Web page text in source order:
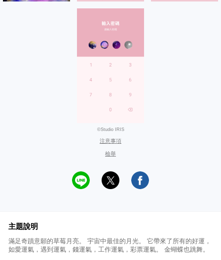
©Studio IRIS
注意事項
檢舉
主題說明
滿足奇蹟意願的草莓月亮。 宇宙中最佳的月光。 它帶來了所有的好運，
如愛運氣，遇到運氣，錢運氣，工作運氣，彩票運氣。 金蝴蝶也跳舞。